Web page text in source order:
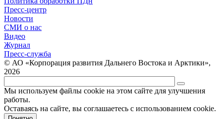
Пресс-центр
Новости
СМИ о нас
Видео
Журнал
Пресс-служба
© АО «Корпорация развития Дальнего Востока и Арктики»,
2026
Мы используем файлы cookie на этом сайте для улучшения
работы.
Оставаясь на сайте, вы соглашаетесь с использованием cookie.